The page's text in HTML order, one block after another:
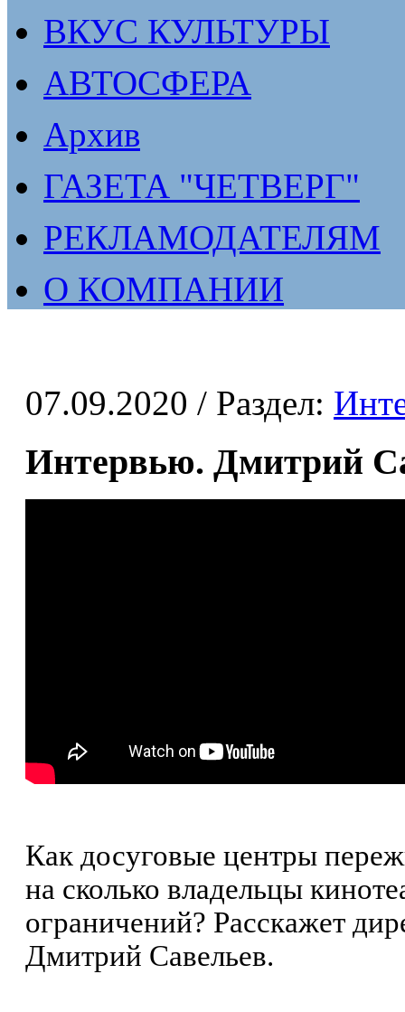
ВКУС КУЛЬТУРЫ
АВТОСФЕРА
Архив
ГАЗЕТА "ЧЕТВЕРГ"
РЕКЛАМОДАТЕЛЯМ
О КОМПАНИИ
07.09.2020 / Раздел:
Интервью. Дмитрий
Как досуговые центры
на сколько владельцы
ограничений? Расскажет
Дмитрий Савельев.